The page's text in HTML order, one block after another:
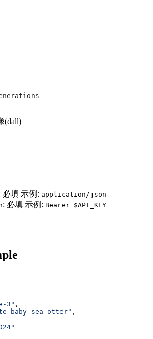
(dall)
必填 示例: application/json
: 必填 示例: Bearer $API_KEY
3" ,
baby sea otter" ,